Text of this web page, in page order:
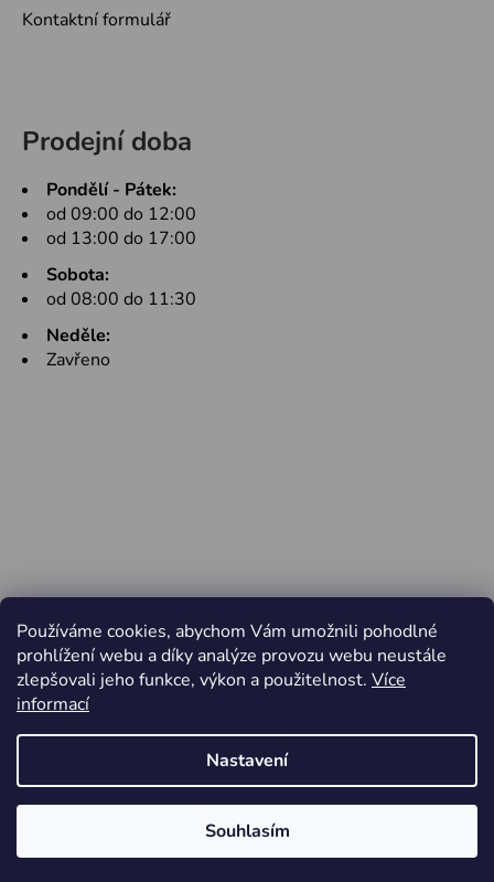
Používáme cookies, abychom Vám umožnili pohodlné
prohlížení webu a díky analýze provozu webu neustále
zlepšovali jeho funkce, výkon a použitelnost. Více
informací
Nastavení
Souhlasím
Kontaktní formulář
Prodejní doba
Pondělí - Pátek:
od 09:00 do 12:00
od 13:00 do 17:00
Sobota:
od 08:00 do 11:30
Neděle:
Zavřeno
Vytvořil Shoptet
Jiří Minařík - Cyklo Rajhrad
práva vyhrazena.